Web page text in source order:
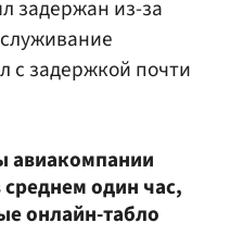
задержан из-за
с задержкой почти
авиакомпании
один час,
онлайн-табло